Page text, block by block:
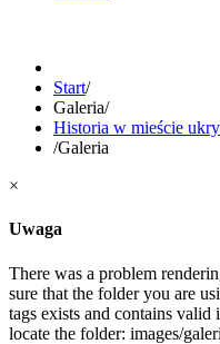
Start/
Galeria/
Historia w mieście
/Galeria
×
Uwaga
There was a problem
sure that the folder you are
tags exists and contains
locate the folder: images/